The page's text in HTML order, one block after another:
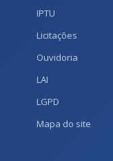
IPTU
Licitações
Ouvidoria
LAI
LGPD
Mapa do site